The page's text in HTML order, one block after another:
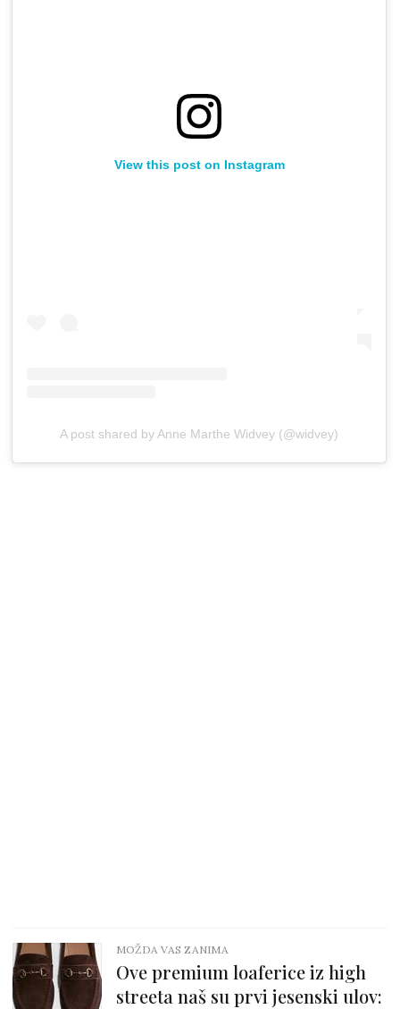
View this post on Instagram
A post shared by Anne Marthe Widvey (@widvey)
MOŽDA VAS ZANIMA
Ove premium loaferice iz high
streeta naš su prvi jesenski ulov: